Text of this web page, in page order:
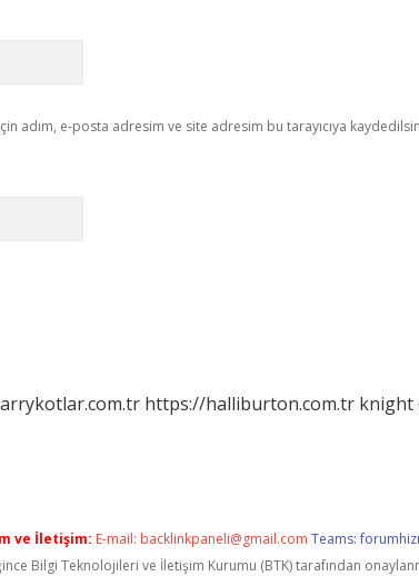
adım, e-posta adresim ve site adresim bu tarayıcıya
https://halliburton.com.tr knight
ve İletişim: E-mail: backlinkpaneli@gmail.com Teams:
Bilgi Teknolojileri ve İletişim Kurumu (BTK) tarafından